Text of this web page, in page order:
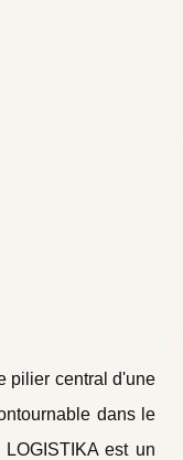
pilier central d'une
dans le
est un